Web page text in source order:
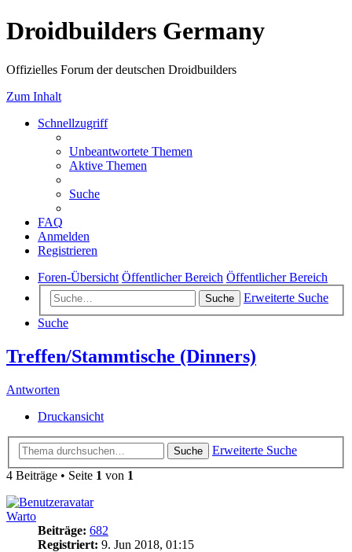
Droidbuilders Germany
Offizielles Forum der deutschen Droidbuilders
Zum Inhalt
Schnellzugriff
Unbeantwortete Themen
Aktive Themen
Suche
FAQ
Anmelden
Registrieren
Foren-Übersicht Öffentlicher Bereich Öffentlicher Bereich
Suche
Erweiterte Suche
Suche
Treffen/Stammtische (Dinners)
Antworten
Druckansicht
Suche
Erweiterte Suche
4 Beiträge • Seite 1 von 1
Warto
Beiträge: 682
Registriert: 9. Jun 2018, 01:15